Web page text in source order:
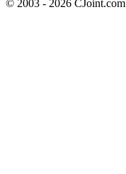
© 2003 - 2026 CJoint.com